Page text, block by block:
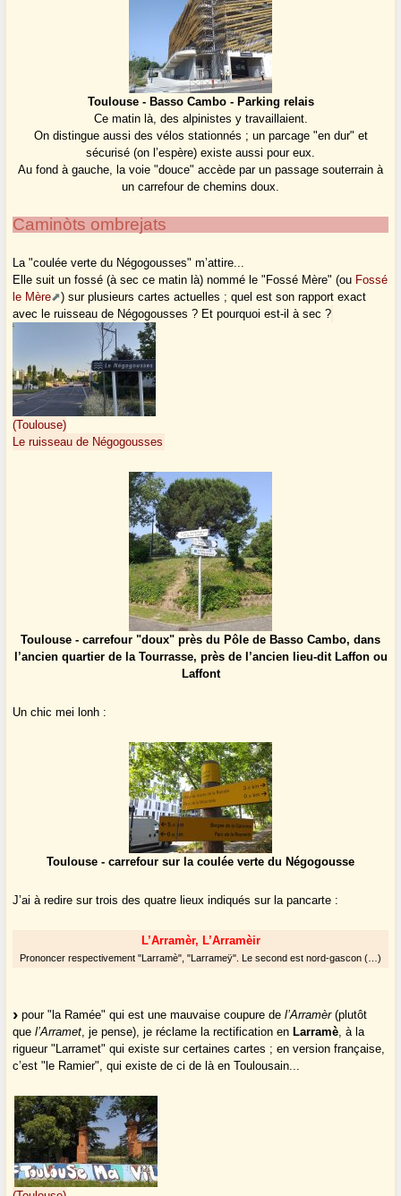
Toulouse - Basso Cambo - Parking relais
Ce matin là, des alpinistes y travaillaient.
On distingue aussi des vélos stationnés ; un parcage "en dur" et
sécurisé (on l’espère) existe aussi pour eux.
Au fond à gauche, la voie "douce" accède par un passage souterrain à
un carrefour de chemins doux.
Caminòts ombrejats
La "coulée verte du Négogousses" m’attire...
Elle suit un fossé (à sec ce matin là) nommé le "Fossé Mère" (ou Fossé
le Mère
) sur plusieurs cartes actuelles ; quel est son rapport exact
avec le ruisseau de Négogousses ? Et pourquoi est-il à sec ?
(Toulouse)
Le ruisseau de Négogousses
Toulouse - carrefour "doux" près du Pôle de Basso Cambo, dans
l’ancien quartier de la Tourrasse, près de l’ancien lieu-dit Laffon ou
Laffont
Un chic mei lonh :
Toulouse - carrefour sur la coulée verte du Négogousse
J’ai à redire sur trois des quatre lieux indiqués sur la pancarte :
L’Arramèr, L’Arramèir
Prononcer respectivement "Larramè", "Larrameÿ". Le second est nord-gascon (…)
pour "la Ramée" qui est une mauvaise coupure del’Arramèr(plutôt
quel’Arramet, je pense), je réclame la rectification en Larramè, à la
rigueur "Larramet" qui existe sur certaines cartes ; en version française,
c’est "le Ramier", qui existe de ci de là en Toulousain...